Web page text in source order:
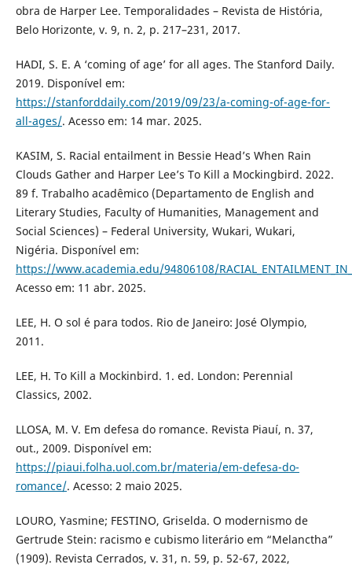
obra de Harper Lee. Temporalidades – Revista de História,
Belo Horizonte, v. 9, n. 2, p. 217–231, 2017.
HADI, S. E. A ‘coming of age’ for all ages. The Stanford Daily.
2019. Disponível em:
https://stanforddaily.com/2019/09/23/a-coming-of-age-for-
all-ages/. Acesso em: 14 mar. 2025.
KASIM, S. Racial entailment in Bessie Head’s When Rain
Clouds Gather and Harper Lee’s To Kill a Mockingbird. 2022.
89 f. Trabalho acadêmico (Departamento de English and
Literary Studies, Faculty of Humanities, Management and
Social Sciences) – Federal University, Wukari, Wukari,
Nigéria. Disponível em:
https://www.academia.edu/94806108/
Acesso em: 11 abr. 2025.
LEE, H. O sol é para todos. Rio de Janeiro: José Olympio,
2011.
LEE, H. To Kill a Mockinbird. 1. ed. London: Perennial
Classics, 2002.
LLOSA, M. V. Em defesa do romance. Revista Piauí, n. 37,
out., 2009. Disponível em:
https://piaui.folha.uol.com.br/materia/em-defesa-do-
romance/. Acesso: 2 maio 2025.
LOURO, Yasmine; FESTINO, Griselda. O modernismo de
Gertrude Stein: racismo e cubismo literário em “Melanctha”
(1909). Revista Cerrados, v. 31, n. 59, p. 52-67, 2022,